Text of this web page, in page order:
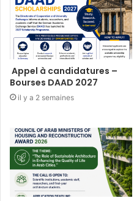
Appel à candidatures –
Bourses DAAD 2027
il y a 2 semaines